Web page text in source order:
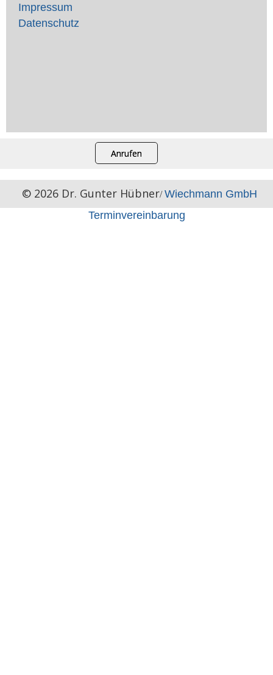
Impressum
Datenschutz
Anrufen
© 2026 Dr. Gunter Hübner/ Wiechmann GmbH
Terminvereinbarung